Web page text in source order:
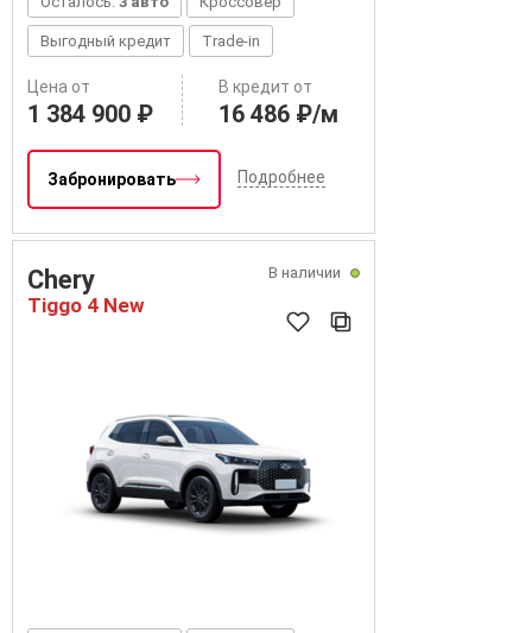
Выгодный кредит Trade-in
Цена от
1 384 900 ₽
В кредит от
16 486 ₽/м
Забронировать Подробнее
В наличии
Chery
Tiggo 4 New